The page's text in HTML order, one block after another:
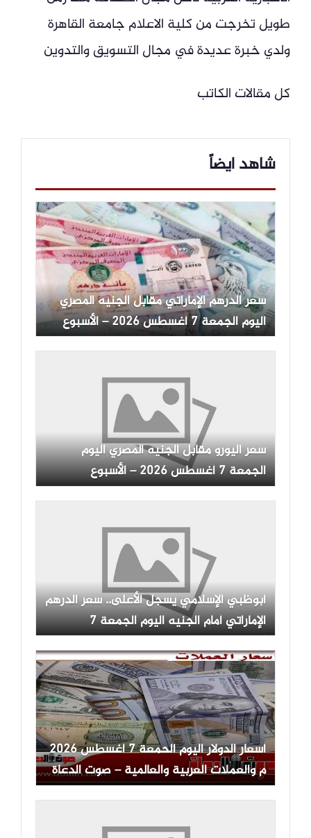
طويل تخرجت من كلية الاعلام جامعة القاهرة
ولدي خبرة عديدة في مجال التسويق والتدوين
كل مقالات الكاتب
شاهد ايضاً
سعر الدرهم الإماراتي مقابل الجنيه المصري
اليوم الجمعة 7 أغسطس 2026 – الأسبوع
سعر اليورو مقابل الجنيه المصري اليوم
الجمعة 7 أغسطس 2026 – الأسبوع
أبوظبي الإسلامي يسجل الأعلى.. سعر الدرهم
الإماراتي أمام الجنيه اليوم الجمعة 7
أغسطس 2026
أسعار الدولار اليوم الحمعة 7 أغسطس 2026
م والعملات العربية والعالمية – صوت الدعاة